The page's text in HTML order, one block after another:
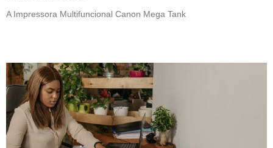
A Impressora Multifuncional Canon Mega Tank